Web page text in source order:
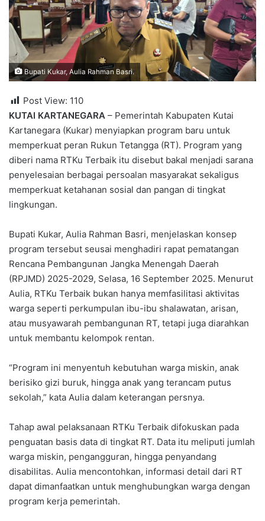
Bupati Kukar, Aulia Rahman Basri.
Post View: 110
KUTAI KARTANEGARA – Pemerintah Kabupaten Kutai
Kartanegara (Kukar) menyiapkan program baru untuk
memperkuat peran Rukun Tetangga (RT). Program yang
diberi nama RTKu Terbaik itu disebut bakal menjadi sarana
penyelesaian berbagai persoalan masyarakat sekaligus
memperkuat ketahanan sosial dan pangan di tingkat
lingkungan.
Bupati Kukar, Aulia Rahman Basri, menjelaskan konsep
program tersebut seusai menghadiri rapat pematangan
Rencana Pembangunan Jangka Menengah Daerah
(RPJMD) 2025-2029, Selasa, 16 September 2025. Menurut
Aulia, RTKu Terbaik bukan hanya memfasilitasi aktivitas
warga seperti perkumpulan ibu-ibu shalawatan, arisan,
atau musyawarah pembangunan RT, tetapi juga diarahkan
untuk membantu kelompok rentan.
“Program ini menyentuh kebutuhan warga miskin, anak
berisiko gizi buruk, hingga anak yang terancam putus
sekolah,” kata Aulia dalam keterangan persnya.
Tahap awal pelaksanaan RTKu Terbaik difokuskan pada
penguatan basis data di tingkat RT. Data itu meliputi jumlah
warga miskin, pengangguran, hingga penyandang
disabilitas. Aulia mencontohkan, informasi detail dari RT
dapat dimanfaatkan untuk menghubungkan warga dengan
program kerja pemerintah.